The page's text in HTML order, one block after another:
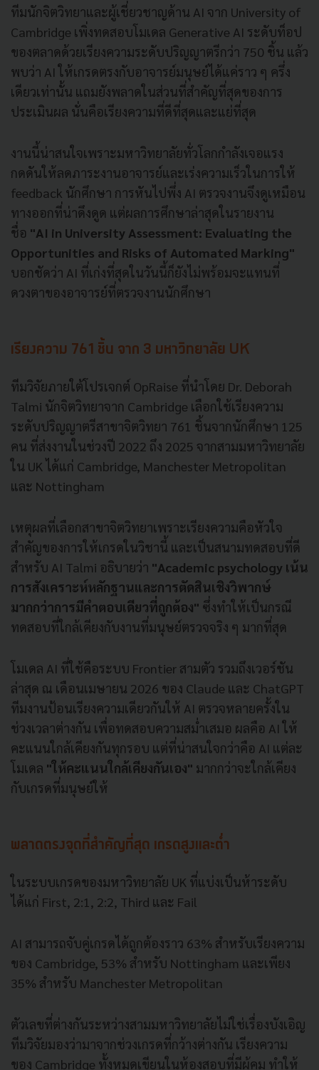
ทีมนักจิตวิทยาและผู้เชี่ยวชาญด้าน AI จาก University of
Cambridge เพิ่งทดสอบโมเดล Generative AI ระดับท็อป
ของตลาดด้วยเรียงความระดับปริญญาตรีกว่า 750 ชิ้น แล้ว
พบว่า AI ให้เกรดตรงกับอาจารย์มนุษย์ได้แค่ราว ๆ ครึ่ง
เดียวเท่านั้น แถมยังพลาดในส่วนที่สำคัญที่สุดของการ
ประเมินผล นั่นคือเรียงความที่ดีที่สุดและแย่ที่สุด
งานนี้น่าสนใจเพราะมหาวิทยาลัยทั่วโลกกำลังเจอแรง
กดดันให้ลดภาระงานอาจารย์และเร่งความเร็วในการให้
feedback นักศึกษา การหันไปพึ่ง AI ตรวจงานจึงดูเหมือน
ทางออกที่น่าดึงดูด แต่ผลการศึกษาล่าสุดในรายงาน
ชื่อ "AI in University Assessment: Evaluating the
Opportunities and Risks of Automated Marking"
บอกชัดว่า AI ที่เก่งที่สุดในวันนี้ก็ยังไม่พร้อมจะแทนที่
ดวงตาของอาจารย์ที่ตรวจงานนักศึกษา
เรียงความ 761 ชิ้น จาก 3 มหาวิทยาลัย UK
ทีมวิจัยภายใต้โปรเจกต์ OpRaise ที่นำโดย Dr. Deborah
Talmi นักจิตวิทยาจาก Cambridge เลือกใช้เรียงความ
ระดับปริญญาตรีสาขาจิตวิทยา 761 ชิ้นจากนักศึกษา 125
คน ที่ส่งงานในช่วงปี 2022 ถึง 2025 จากสามมหาวิทยาลัย
ใน UK ได้แก่ Cambridge, Manchester Metropolitan
และ Nottingham
เหตุผลที่เลือกสาขาจิตวิทยาเพราะเรียงความคือหัวใจ
สำคัญของการให้เกรดในวิชานี้ และเป็นสนามทดสอบที่ดี
สำหรับ AI Talmi อธิบายว่า "Academic psychology เน้น
การสังเคราะห์หลักฐานและการตัดสินเชิงวิพากษ์
มากกว่าการมีคำตอบเดียวที่ถูกต้อง" ซึ่งทำให้เป็นกรณี
ทดสอบที่ใกล้เคียงกับงานที่มนุษย์ตรวจจริง ๆ มากที่สุด
โมเดล AI ที่ใช้คือระบบ Frontier สามตัว รวมถึงเวอร์ชัน
ล่าสุด ณ เดือนเมษายน 2026 ของ Claude และ ChatGPT
ทีมงานป้อนเรียงความเดียวกันให้ AI ตรวจหลายครั้งใน
ช่วงเวลาต่างกัน เพื่อทดสอบความสม่ำเสมอ ผลคือ AI ให้
คะแนนใกล้เคียงกันทุกรอบ แต่ที่น่าสนใจกว่าคือ AI แต่ละ
โมเดล "ให้คะแนนใกล้เคียงกันเอง" มากกว่าจะใกล้เคียง
กับเกรดที่มนุษย์ให้
พลาดตรงจุดที่สำคัญที่สุด เกรดสูงและต่ำ
ในระบบเกรดของมหาวิทยาลัย UK ที่แบ่งเป็นห้าระดับ
ได้แก่ First, 2:1, 2:2, Third และ Fail
AI สามารถจับคู่เกรดได้ถูกต้องราว 63% สำหรับเรียงความ
ของ Cambridge, 53% สำหรับ Nottingham และเพียง
35% สำหรับ Manchester Metropolitan
ตัวเลขที่ต่างกันระหว่างสามมหาวิทยาลัยไม่ใช่เรื่องบังเอิญ
ทีมวิจัยมองว่ามาจากช่วงเกรดที่กว้างต่างกัน เรียงความ
ของ Cambridge ทั้งหมดเขียนในห้องสอบที่มีผู้คุม ทำให้